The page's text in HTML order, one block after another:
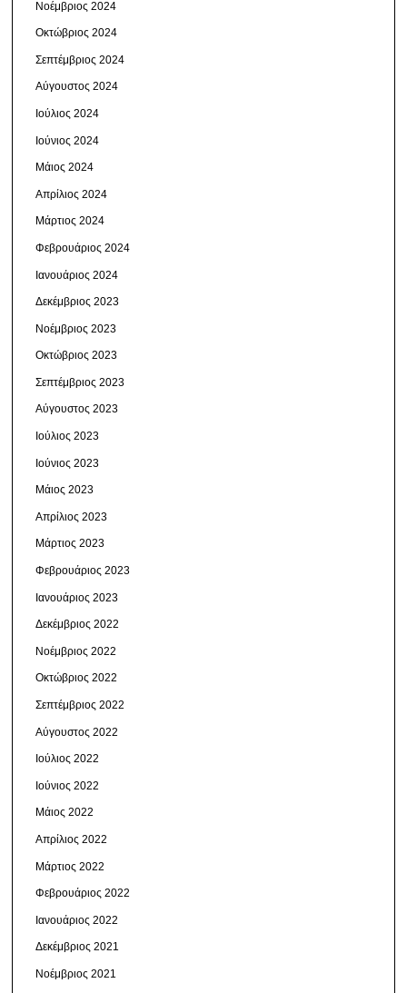
Νοέμβριος 2024
Οκτώβριος 2024
Σεπτέμβριος 2024
Αύγουστος 2024
Ιούλιος 2024
Ιούνιος 2024
Μάιος 2024
Απρίλιος 2024
Μάρτιος 2024
Φεβρουάριος 2024
Ιανουάριος 2024
Δεκέμβριος 2023
Νοέμβριος 2023
Οκτώβριος 2023
Σεπτέμβριος 2023
Αύγουστος 2023
Ιούλιος 2023
Ιούνιος 2023
Μάιος 2023
Απρίλιος 2023
Μάρτιος 2023
Φεβρουάριος 2023
Ιανουάριος 2023
Δεκέμβριος 2022
Νοέμβριος 2022
Οκτώβριος 2022
Σεπτέμβριος 2022
Αύγουστος 2022
Ιούλιος 2022
Ιούνιος 2022
Μάιος 2022
Απρίλιος 2022
Μάρτιος 2022
Φεβρουάριος 2022
Ιανουάριος 2022
Δεκέμβριος 2021
Νοέμβριος 2021